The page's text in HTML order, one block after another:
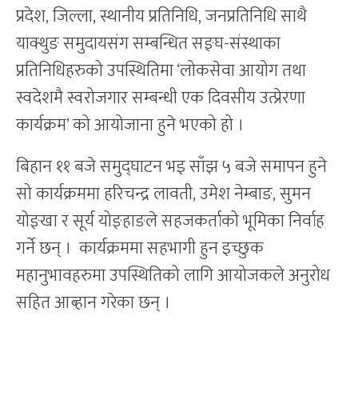
प्रदेश, जिल्ला, स्थानीय प्रतिनिधि, जनप्रतिनिधि साथै
याक्थुङ समुदायसंग सम्बन्धित सङ्घ-संस्थाका
प्रतिनिधिहरुको उपस्थितिमा ‘लोकसेवा आयोग तथा
स्वदेशमै स्वरोजगार सम्बन्धी एक दिवसीय उत्प्रेरणा
कार्यक्रम’ को आयोजाना हुने भएको हो ।
बिहान ११ बजे समुद्घाटन भइ साँझ ५ बजे समापन हुने
सो कार्यक्रममा हरिचन्द्र लावती, उमेश नेम्बाङ, सुमन
योङ्खा र सूर्य योङ्हाङले सहजकर्ताको भूमिका निर्वाह
गर्ने छन् । कार्यक्रममा सहभागी हुन इच्छुक
महानुभावहरुमा उपस्थितिको लागि आयोजकले अनुरोध
सहित आब्हान गरेका छन् ।